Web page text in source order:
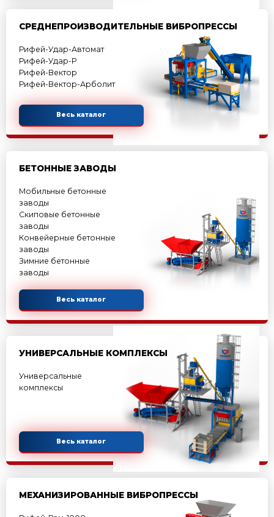
ВЫСОКОПРОИЗВОДИТЕЛЬНЫЕ
Рифей-Прогресс
Рифей-Буран-2А
Рифей-Буран
Рифей-Полюс
Весь каталог
СРЕДНЕПРОИЗВОДИТЕЛЬНЫЕ
Рифей-Удар-Автомат
Рифей-Удар-Р
Рифей-Вектор
Рифей-Вектор-Арболит
Весь каталог
БЕТОННЫЕ ЗАВОДЫ
Мобильные бетонные